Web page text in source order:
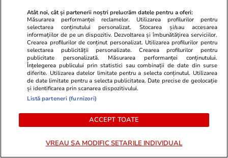
plâns! Ce a emoționat-o până la
lacrimi pe vedetă: „Nu-mi mai e
rușine să fiu vulnerabilă”
România la
ore. Unde
POLITIC
Mutarea prin care AUR, S.O.S. și
opoziție împotriva legii care
Atât noi, cât și partenerii noștri prelucrăm datele pentru a oferi:
Măsurarea performanței reclamelor. Utilizarea profilurilor pentru
selectarea conținutului personalizat. Stocarea și/sau accesarea
informațiilor de pe un dispozitiv. Dezvoltarea și îmbunătățirea serviciilor.
Crearea profilurilor de conținut personalizat. Utilizarea profilurilor pentru
selectarea publicității personalizate. Crearea profilurilor pentru
publicitate personalizată. Măsurarea performanței conținutului.
Înțelegerea publicului prin statistici sau combinații de date din surse
diferite. Utilizarea datelor limitate pentru a selecta conținutul. Utilizarea
de date limitate pentru a selecta publicitatea. Date precise de geolocație
și identificarea prin scanarea dispozitivului.
Listă parteneri (furnizori)
ACCEPT TOATE
VREAU SA MODIFIC SETARILE INDIVIDUAL